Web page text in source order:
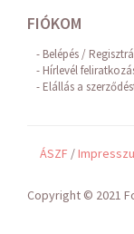
FIÓKOM
Belépés /
Hírlevél
Elállás a
ÁSZF /
Copyright © 2021